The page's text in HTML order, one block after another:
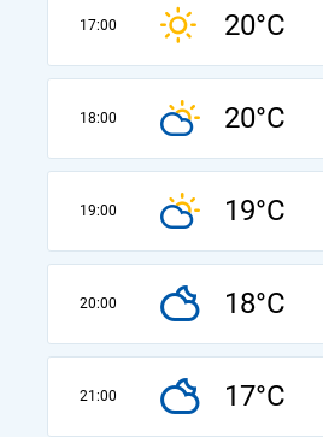
17:00 20°C
18:00 20°C
19:00 19°C
20:00 18°C
21:00 17°C